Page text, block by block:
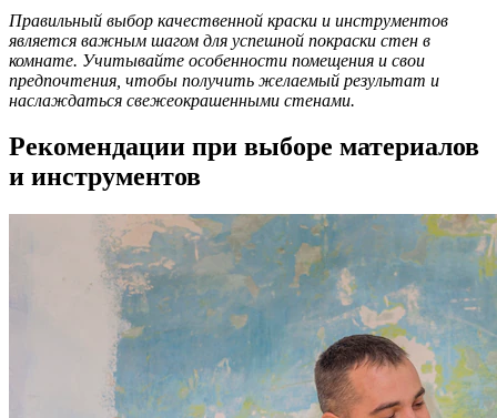
Правильный выбор качественной краски и инструментов
является важным шагом для успешной покраски стен в
комнате. Учитывайте особенности помещения и свои
предпочтения, чтобы получить желаемый результат и
наслаждаться свежеокрашенными стенами.
Рекомендации при выборе материалов
и инструментов